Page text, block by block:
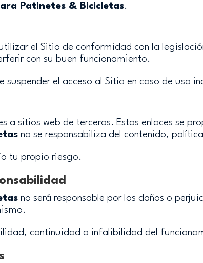
Patinetes & Bicicletas.
el Sitio de conformidad con la
con su buen funcionamiento.
suspender el acceso al Sitio en caso de uso
a sitios web de terceros. Estos enlaces se
no se responsabiliza del contenido,
tu propio riesgo.
no será responsable por los daños o
continuidad o infalibilidad del